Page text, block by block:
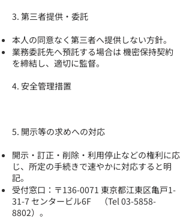
3. 第三者提供・委託
本人の同意なく第三者へ提供しない方針。
業務委託先へ預託する場合は 機密保持契約
を締結し、適切に監督。
4. 安全管理措置
5. 開示等の求めへの対応
開示・訂正・削除・利用停止などの権利に応
じ、所定の手続きで速やかに対応すると明
記。
受付窓口：〒136-0071 東京都江東区亀戸1-
31-7 センタービル6F （Tel03-5858-
8802）。